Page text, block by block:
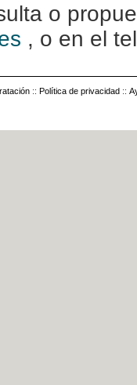
o
, o en el
:: Política de privacidad ::